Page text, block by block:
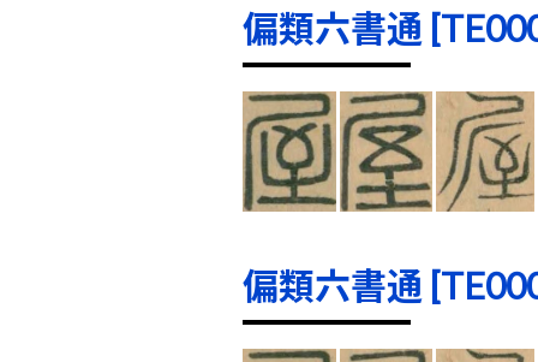
偏類六書通
偏類六書通